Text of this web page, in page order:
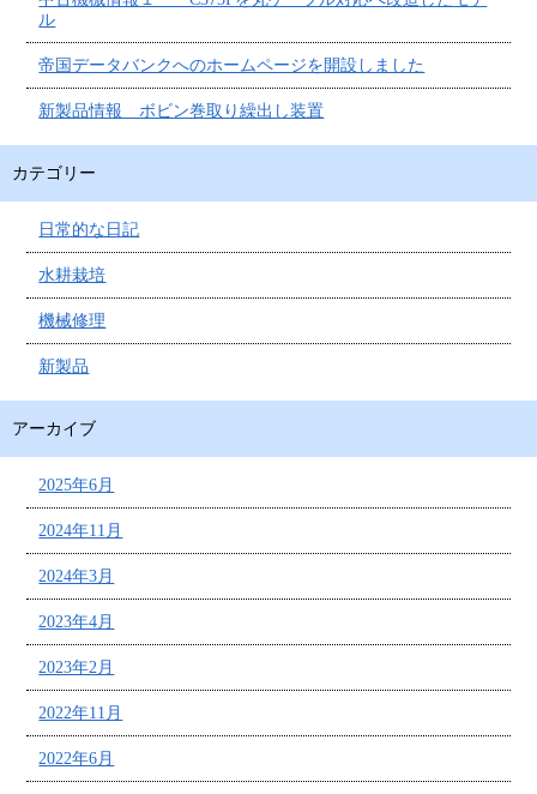
ル
帝国データバンクへのホームページを開設しました
新製品情報 ボビン巻取り繰出し装置
カテゴリー
日常的な日記
水耕栽培
機械修理
新製品
アーカイブ
2025年6月
2024年11月
2024年3月
2023年4月
2023年2月
2022年11月
2022年6月